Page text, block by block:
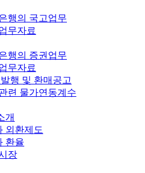
행의 국고업무
무자료
행의 증권업무
무자료
행 및 환매공고
련 물가연동계수
개
외환제도
환율
장